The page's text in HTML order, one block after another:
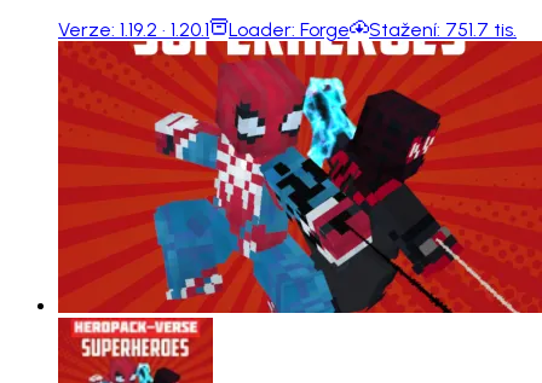
Verze: 1.19.2 · 1.20.1 Loader: Forge Stažení: 751.7 tis.